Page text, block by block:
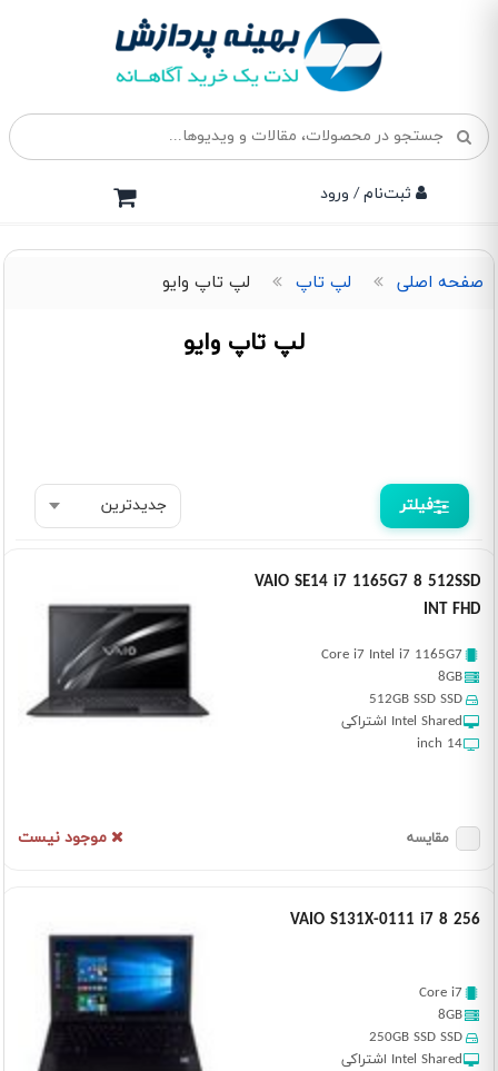
ثبت‌نام / ورود
صفحه اصلی لپ تاپ لپ تاپ وایو
لپ تاپ وایو
فیلتر
VAIO SE14 i7 1165G7 8 512SSD
INT FHD
Core i7 Intel i7 1165G7
8GB
512GB SSD SSD
Intel Shared اشتراکی
14 inch
موجود نیست مقایسه
VAIO S131X-0111 i7 8 256
Core i7
8GB
250GB SSD SSD
Intel Shared اشتراکی